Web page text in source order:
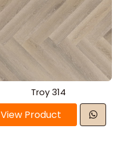
Troy 314
View Product